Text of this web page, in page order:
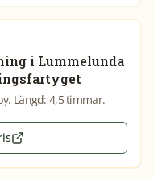
i Lummelunda
Längd: 4,5 timmar.